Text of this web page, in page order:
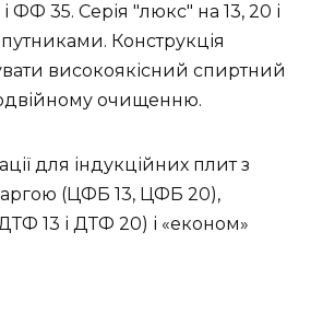
35. Серія "люкс" на 13, 20 і
Конструкція
високоякісний спиртний
очищенню.
для індукційних плит з
(ЦФБ 13, ЦФБ 20),
13 і ДТФ 20) і «економ»